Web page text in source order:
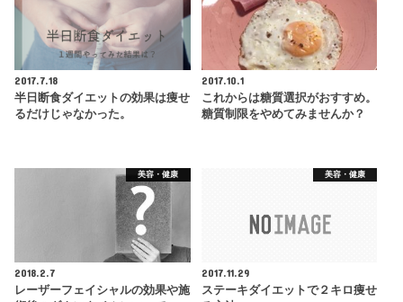
2017.7.18
半日断食ダイエットの効果は痩せ
るだけじゃなかった。
2017.10.1
これからは糖質選択がおすすめ。
糖質制限をやめてみませんか？
美容・健康
2018.2.7
レーザーフェイシャルの効果や施
美容・健康
2017.11.29
ステーキダイエットで２キロ痩せ